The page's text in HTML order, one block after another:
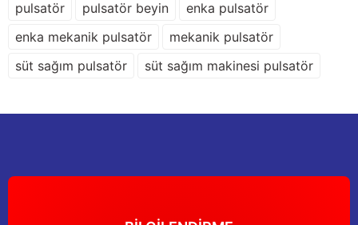
Ürün fiyatı diğer sitelerden daha pahalı.
Bu ürüne benzer farklı alternatifler olmalı.
Deneyimini Paylaş
pulsatör
pulsatör beyin
enka pulsatör
enka mekanik pulsatör
mekanik pulsatör
süt sağım pulsatör
süt sağım makinesi pulsatör